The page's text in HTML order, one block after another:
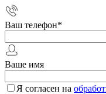
Ваш телефон*
Ваше имя
Я согласен на